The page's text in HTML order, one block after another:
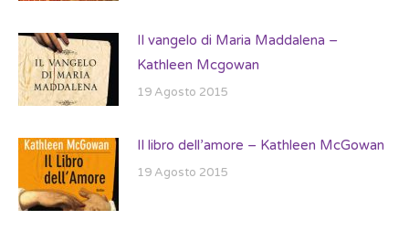
Il vangelo di Maria Maddalena –
Kathleen Mcgowan
19 Agosto 2015
Il libro dell’amore – Kathleen McGowan
19 Agosto 2015